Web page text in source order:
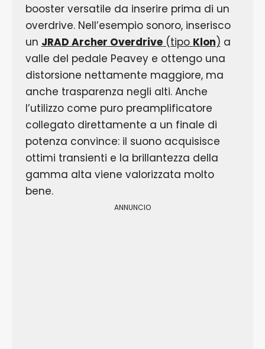
booster versatile da inserire prima di un
overdrive. Nell’esempio sonoro, inserisco
un JRAD Archer Overdrive(tipo Klon) a
valle del pedale Peavey e ottengo una
distorsione nettamente maggiore, ma
anche trasparenza negli alti. Anche
l’utilizzo come puro preamplificatore
collegato direttamente a un finale di
potenza convince: il suono acquisisce
ottimi transienti e la brillantezza della
gamma alta viene valorizzata molto
bene.
ANNUNCIO